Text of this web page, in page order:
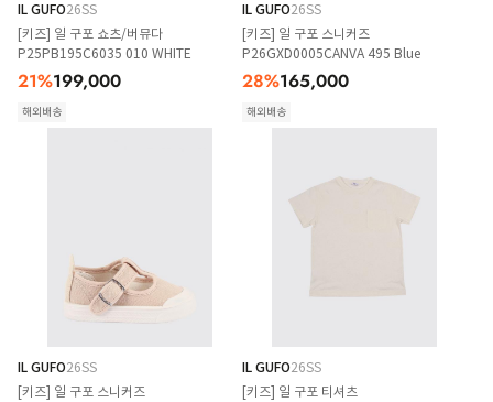
IL GUFO26SS
[키즈] 일 구포 쇼츠/버뮤다
P25PB195C6035 010 WHITE
21%199,000
해외배송
IL GUFO26SS
[키즈] 일 구포 스니커즈
P26GXD0005CANVA 495 Blue
28%165,000
해외배송
IL GUFO26SS
[키즈] 일 구포 스니커즈
IL GUFO26SS
[키즈] 일 구포 티셔츠